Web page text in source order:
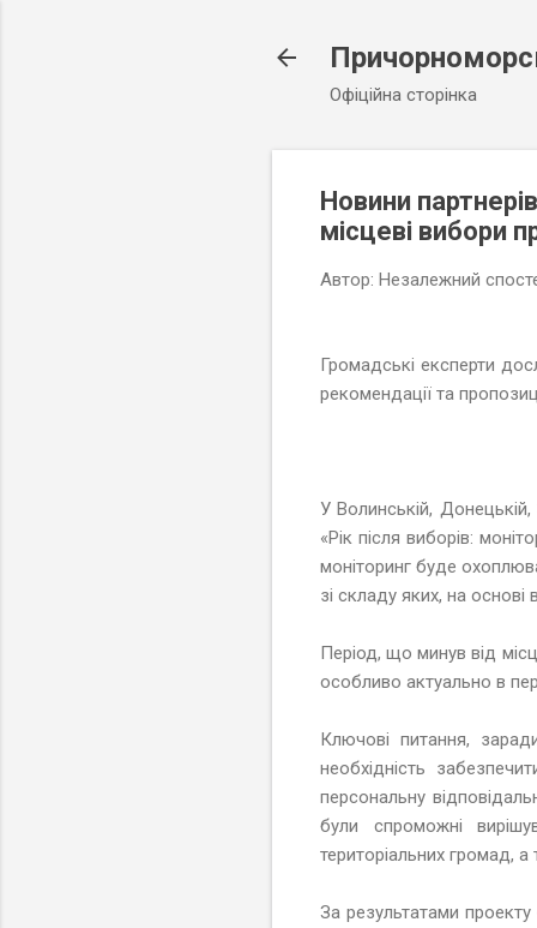
Офіційна сторінка
Новини
місцеві вибори
Автор: Незалежний
Громадські експерти
рекомендації та
У Волинській, Донецькій,
«Рік після виборів:
моніторинг буде
зі складу яких, на основі
Період, що минув від
особливо актуально в
Ключові питання,
необхідність
персональну
були спроможні
територіальних громад,
За результатами